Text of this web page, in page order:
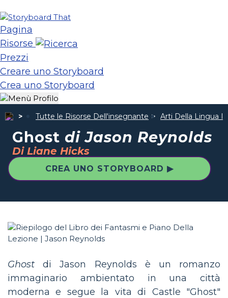
Pagina
Risorse
Prezzi
Creare uno Storyboard
Crea uno Storyboard
Tutte le Risorse Dell'insegnante Arti Della Lingua
Ghost di Jason Reynolds
Di Liane Hicks
CREA UNO STORYBOARD ▶
Ghost di Jason Reynolds è un romanzo
immaginario ambientato in una città
moderna e segue la vita di Castle "Ghost"